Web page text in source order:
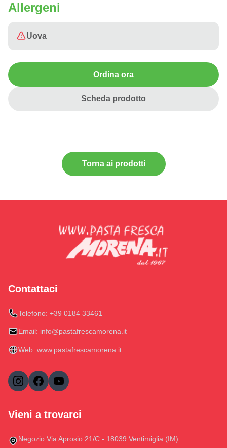
Allergeni
Uova
Ordina ora
Scheda prodotto
Torna ai prodotti
Contattaci
Telefono: +39 0184 33461
Email: info@pastafrescamorena.it
Web: www.pastafrescamorena.it
Vieni a trovarci
Negozio Via Aprosio 21/C - 18039 Ventimiglia (IM)